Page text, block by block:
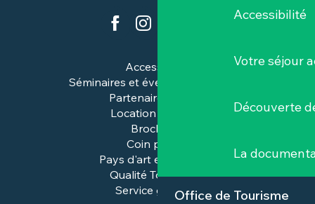
Accessibilité
Votre séjour
Découverte
La
Office de Tourisme
Accessibilité
Séminaires et événements pros
Partenaires & pros
Location de salles
Brochures
Coin presse
Pays d'art et d'histoire
Qualité Tourisme™
Service groupes